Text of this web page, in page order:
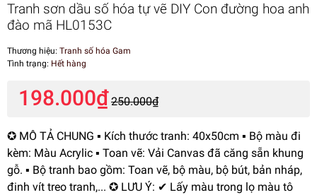
Tranh sơn dầu số hóa tự vẽ DIY Con đường hoa anh
đào mã HL0153C
Thương hiệu: Tranh số hóa Gam
Tình trạng: Hết hàng
198.000₫ 250.000₫
✪ MÔ TẢ CHUNG ▪️ Kích thước tranh: 40x50cm ▪️ Bộ màu đi
kèm: Màu Acrylic ▪️ Toan vẽ: Vải Canvas đã căng sẵn khung
gỗ. ▪️ Bộ tranh bao gồm: Toan vẽ, bộ màu, bộ bút, bản nháp,
đinh vít treo tranh,... ✪ LƯU Ý: ✔ Lấy màu trong lọ màu tô